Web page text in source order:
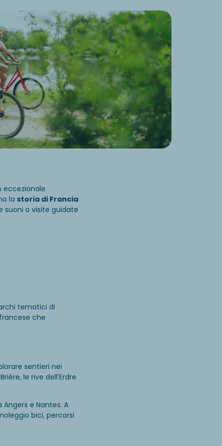
eccezionale
la storia di Francia
suoni o visite guidate
tematici di
che
sentieri nei
le rive dell’Erdre
e Nantes. A
bici, percorsi